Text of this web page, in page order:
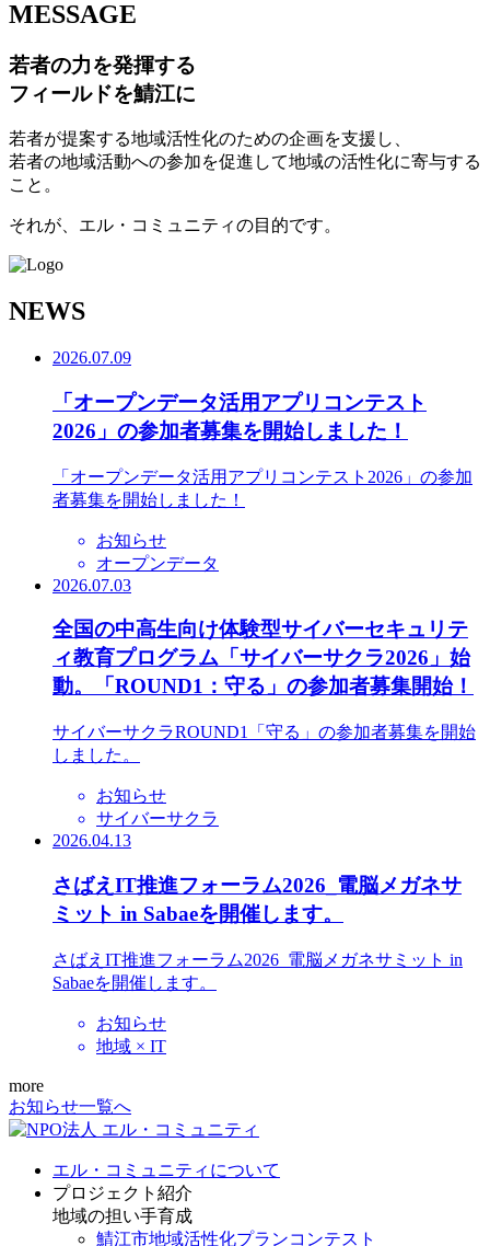
MESSAGE
若者の力を発揮する
フィールドを鯖江に
若者が提案する地域活性化のための企画を支援し、
若者の地域活動への参加を促進して地域の活性化に寄与する
こと。
それが、エル・コミュニティの目的です。
NEWS
2026.07.09
「オープンデータ活用アプリコンテスト
2026」の参加者募集を開始しました！
「オープンデータ活用アプリコンテスト2026」の参加
者募集を開始しました！
お知らせ
オープンデータ
2026.07.03
全国の中高生向け体験型サイバーセキュリテ
ィ教育プログラム「サイバーサクラ2026」始
動。「ROUND1：守る」の参加者募集開始！
サイバーサクラROUND1「守る」の参加者募集を開始
しました。
お知らせ
サイバーサクラ
2026.04.13
さばえIT推進フォーラム2026_電脳メガネサ
ミット in Sabaeを開催します。
さばえIT推進フォーラム2026_電脳メガネサミット in
Sabaeを開催します。
お知らせ
地域 × IT
more
お知らせ一覧へ
エル・コミュニティについて
プロジェクト紹介
地域の担い手育成
鯖江市地域活性化プランコンテスト